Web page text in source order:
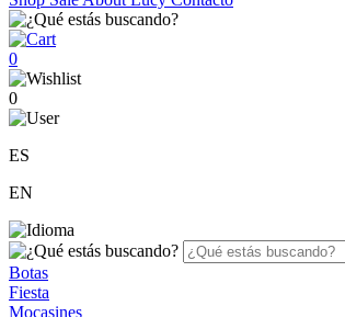
0
0
ES
EN
Botas
Fiesta
Mocasines